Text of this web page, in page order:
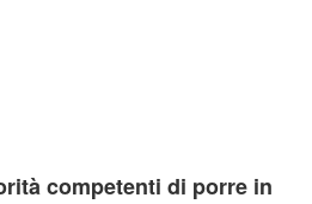
competenti di porre in